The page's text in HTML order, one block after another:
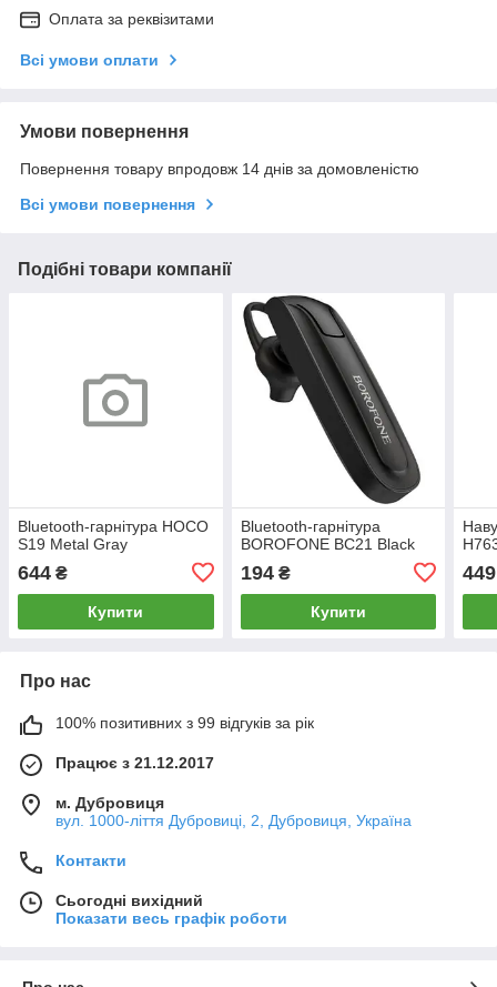
Оплата за реквізитами
Всі умови оплати
Умови повернення
Повернення товару впродовж 14 днів за домовленістю
Всі умови повернення
Подібні товари компанії
Bluetooth-гарнітура HOCO
S19 Metal Gray
644 ₴
Купити
Bluetooth-гарнітура
BOROFONE BC21 Black
194₴
Купити
449
Про нас
100% позитивних з 99 відгуків за рік
Працює з 21.12.2017
м. Дубровиця
вул. 1000-ліття Дубровиці, 2, Дубровиця, Україна
Контакти
Сьогодні вихідний
Показати весь графік роботи